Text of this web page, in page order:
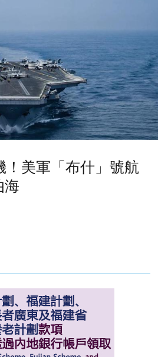
！美軍「布什」號航
海